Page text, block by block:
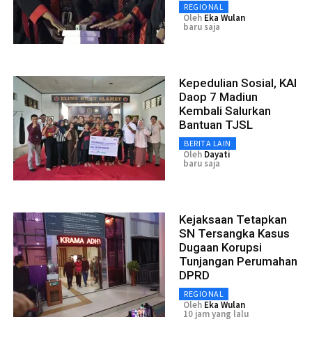
REGIONAL
Oleh Eka Wulan
baru saja
Kepedulian Sosial, KAI
Daop 7 Madiun
Kembali Salurkan
Bantuan TJSL
BERITA LAIN
Oleh Dayati
baru saja
Kejaksaan Tetapkan
SN Tersangka Kasus
Dugaan Korupsi
Tunjangan Perumahan
DPRD
REGIONAL
Oleh Eka Wulan
10 jam yang lalu